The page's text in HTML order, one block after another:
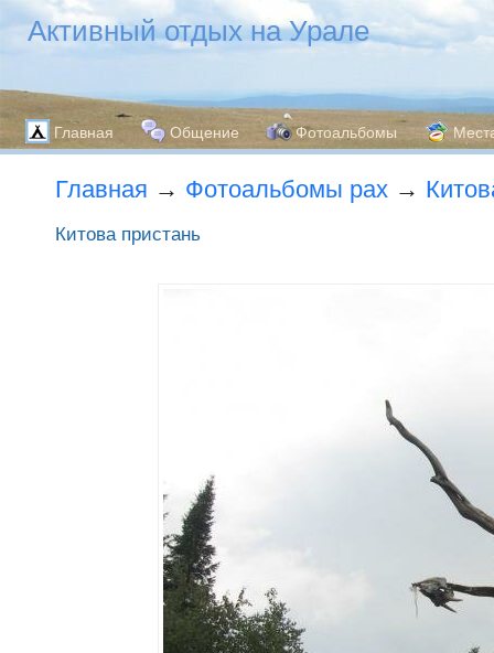
Активный отдых на Урале
Главная Общение Фотоальбомы
Главная → Фотоальбомы pax →
Китова пристань